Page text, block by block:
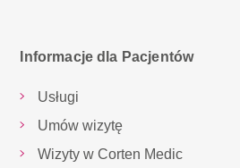
Informacje dla Pacjentów
Usługi
Umów wizytę
Wizyty w Corten Medic